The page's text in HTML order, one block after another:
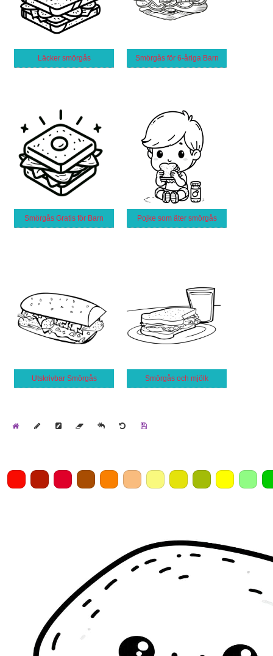
Läcker smörgås Smörgås för 6-åriga Barn
Smörgås Gratis för Barn Pojke som äter smörgås
Utskrivbar Smörgås Smörgås och mjölk